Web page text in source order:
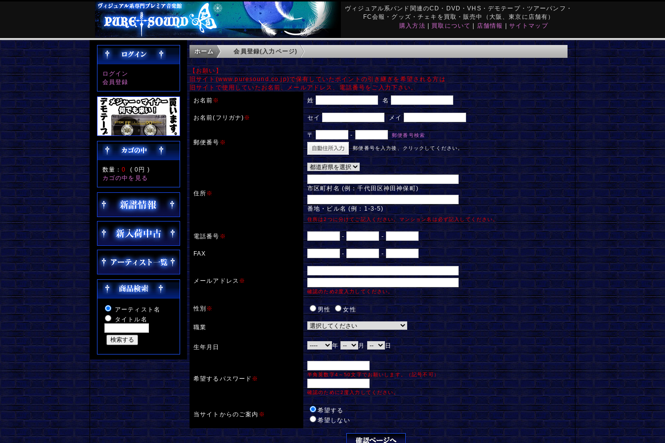
ヴィジュアル系バンド関連のCD・DVD・VHS・デモテープ・ツアーパンフ・
FC会報・グッズ・チェキを買取・販売中（大阪、東京に店舗有）
購入方法 | 買取について | 店舗情報 | サイトマップ
ログイン
会員登録
数量：0 (0円 )
カゴの中を見る
アーティスト名
タイトル名
ホーム 会員登録(入力ページ)
【お願い】
旧サイト(www.puresound.co.jp)で保有していたポイントの引き継ぎを希望される方は
旧サイトで使用していたお名前、メールアドレス、電話番号をご入力下さい。
お名前※ 姓 名
お名前(フリガナ)※ セイ メイ
郵便番号 ※
〒 - 郵便番号検索
郵便番号を入力後、クリックしてください。
住所※
市区町村名 (例：千代田区神田神保町)
番地・ビル名 (例：1-3-5)
住所は2つに分けてご記入ください。マンション名は必ず記入してください。
電話番号 ※ - -
FAX - -
メールアドレス ※
確認のため2度入力してください。
性別 ※ 男性 女性
職業
生年月日 年 月 日
希望するパスワード ※
半角英数字4～50文字でお願いします。（記号不可）
確認のために2度入力してください。
当サイトからのご案内 ※
希望する
希望しない